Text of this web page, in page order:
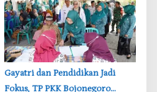
‎Gayatri dan Pendidikan Jadi
Fokus, TP PKK Bojonegoro